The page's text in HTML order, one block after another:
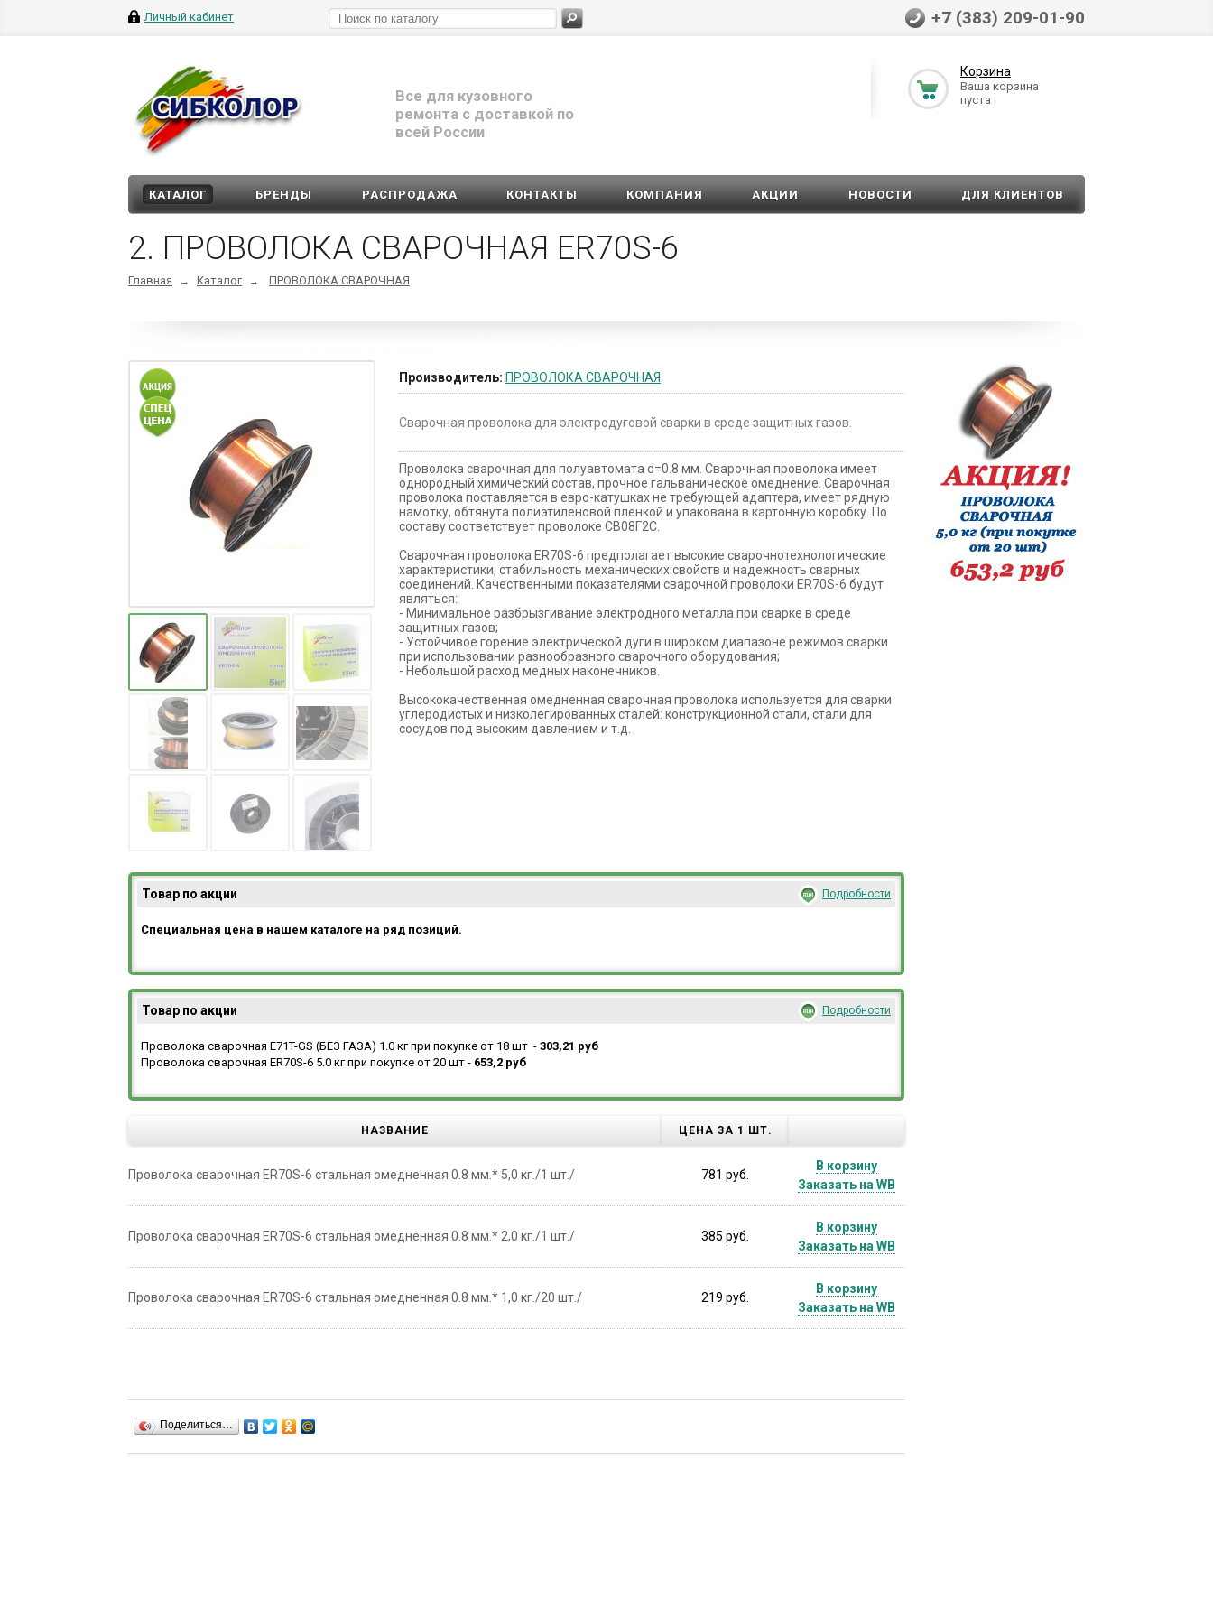
Личный кабинет +7 (383) 209-01-90
Все для кузовного
ремонта с доставкой по
всей России
Корзина
Ваша корзина
пуста
КАТАЛОГ БРЕНДЫ РАСПРОДАЖА КОНТАКТЫ КОМПАНИЯ АКЦИИ НОВОСТИ ДЛЯ КЛИЕНТОВ
2. ПРОВОЛОКА СВАРОЧНАЯ ER70S-6
Главная → Каталог → ПРОВОЛОКА СВАРОЧНАЯ
Производитель: ПРОВОЛОКА СВАРОЧНАЯ
Сварочная проволока для электродуговой сварки в среде защитных газов.
Проволока сварочная для полуавтомата d=0.8 мм. Сварочная проволока имеет
однородный химический состав, прочное гальваническое омеднение. Сварочная
проволока поставляется в евро-катушках не требующей адаптера, имеет рядную
намотку, обтянута полиэтиленовой пленкой и упакована в картонную коробку. По
составу соответствует проволоке СВ08Г2С.
Сварочная проволока ER70S-6 предполагает высокие сварочнотехнологические
характеристики, стабильность механических свойств и надежность сварных
соединений. Качественными показателями сварочной проволоки ER70S-6 будут
являться:
- Минимальное разбрызгивание электродного металла при сварке в среде
защитных газов;
- Устойчивое горение электрической дуги в широком диапазоне режимов сварки
при использовании разнообразного сварочного оборудования;
- Небольшой расход медных наконечников.
Высококачественная омедненная сварочная проволока используется для сварки
углеродистых и низколегированных сталей: конструкционной стали, стали для
сосудов под высоким давлением и т.д.
Товар по акции Подробности
Специальная цена в нашем каталоге на ряд позиций.
Товар по акции Подробности
Проволока сварочная E71T-GS (БЕЗ ГАЗА) 1.0 кг при покупке от 18 шт - 303,21 руб
Проволока сварочная ER70S-6 5.0 кг при покупке от 20 шт - 653,2 руб
НАЗВАНИЕ ЦЕНА ЗА 1 ШТ.
Проволока сварочная ER70S-6 стальная омедненная 0.8 мм.* 5,0 кг./1 шт./ 781 руб.
В корзину
Заказать на WB
Проволока сварочная ER70S-6 стальная омедненная 0.8 мм.* 2,0 кг./1 шт./ 385 руб.
В корзину
Заказать на WB
Проволока сварочная ER70S-6 стальная омедненная 0.8 мм.* 1,0 кг./20 шт./ 219 руб.
В корзину
Заказать на WB
Поделиться…